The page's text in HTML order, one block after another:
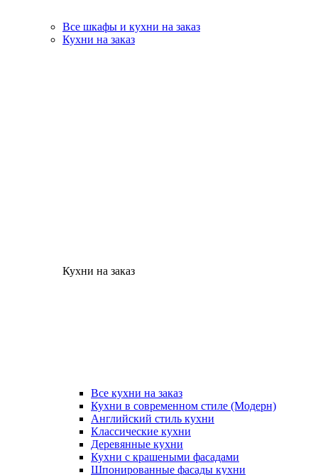
Все шкафы и кухни на заказ
Кухни на заказ
Кухни на заказ
Все кухни на заказ
Кухни в современном стиле (Модерн)
Английский стиль кухни
Классические кухни
Деревянные кухни
Кухни с крашеными фасадами
Шпонированные фасады кухни